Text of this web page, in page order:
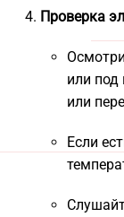
Проверка
или под
или
Если